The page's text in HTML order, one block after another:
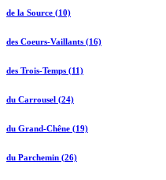
de la Source (10)
des Coeurs-Vaillants (16)
des Trois-Temps (11)
du Carrousel (24)
du Grand-Chêne (19)
du Parchemin (26)